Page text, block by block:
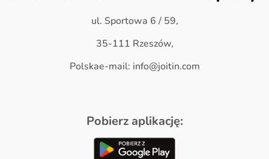
ul. Sportowa 6 / 59,
35-111 Rzeszów,
Polskae-mail: info@joitin.com
Pobierz aplikację: